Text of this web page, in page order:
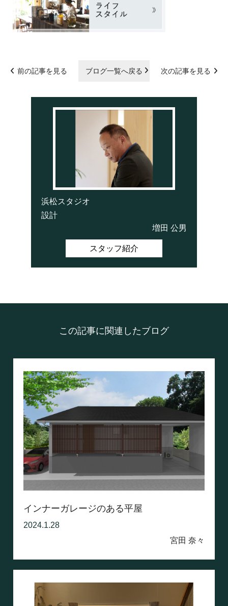
前の記事を見る ブログ一覧へ戻る 次の記事を見る
浜松スタジオ
設計
増田 公男
スタッフ紹介
この記事に関連したブログ
インナーガレージのある平屋
2024.1.28
宮田 奈々